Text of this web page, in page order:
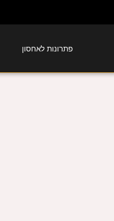
פתרונות לאחסון